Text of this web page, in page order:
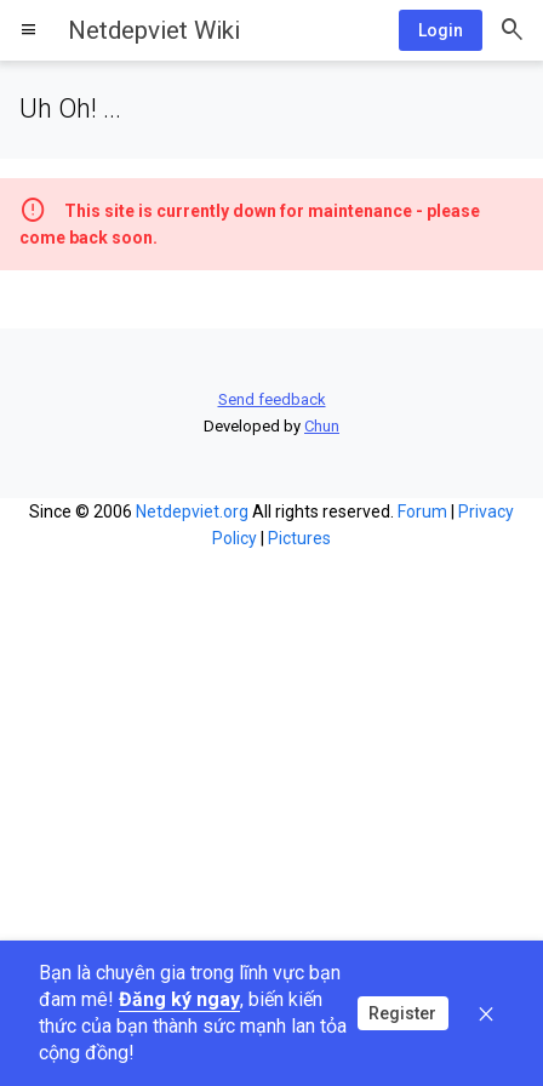
menu Netdepviet Wiki Login
Bạn là chuyên gia trong lĩnh vực bạn
đam mê! Đăng ký ngay, biến kiến
thức của bạn thành sức mạnh lan tỏa
cộng đồng!
Register
Uh Oh! ...
This site is currently down for maintenance - please
come back soon.
Send feedback
Developed by Chun
Since © 2006 Netdepviet.org All rights reserved. Forum
Privacy
Policy
Pictures